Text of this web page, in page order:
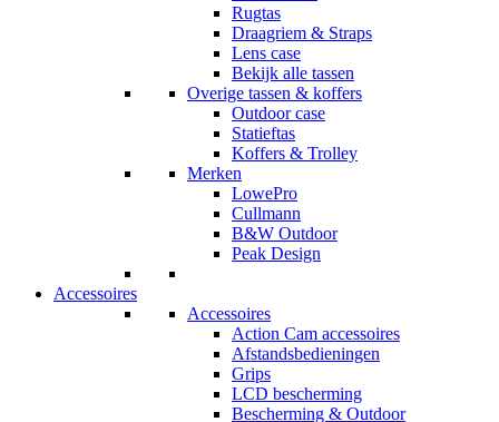
Rugtas
Draagriem & Straps
Lens case
Bekijk alle tassen
Overige tassen & koffers
Outdoor case
Statieftas
Koffers & Trolley
Merken
LowePro
Cullmann
B&W Outdoor
Peak Design
Accessoires
Accessoires
Action Cam accessoires
Afstandsbedieningen
Grips
LCD bescherming
Bescherming & Outdoor